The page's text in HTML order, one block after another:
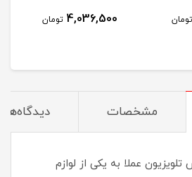
تومان 4,036,500 تومان
مشخصات دیدگاه‌ها
عملا به یکی از لوازم